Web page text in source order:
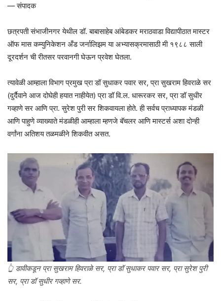
— संपादक
छत्रपती संभाजीनगर येथील डॉ. बाबासाहेब आंबेडकर मराठवाडा विद्यापीठात मास्टर
ऑफ मास कम्युनिकेशन अँड जर्नालिझम या अभ्यासक्रमासाठी मी १९८८ साली
दूरदर्शन ची रीतसर परवानगी घेऊन प्रवेश घेतला.
त्यावेळी आम्हाला विभाग प्रमुख प्रा डॉ सुधाकर पवार सर, प्रा सुखराम हिवराळे सर
(दुर्दैवाने आज दोघेही हयात नाहीयेत) प्रा डॉ वि.ल. धारूरकर सर, प्रा डॉ सुधीर
गव्हाणे सर आणि प्रा. सुरेश पुरी सर शिकवायला होते. ही सर्वच प्राध्यापक मंडळी
आणि पाहुणे व्याख्याते मंडळीही आम्हाला म्हणजे बॅचलर आणि मास्टर्स अशा दोन्ही
वर्गांना अतिशय तळमळीने शिकवीत असत.
👆 डावीकडून प्रा सुखराम हिवराळे सर, प्रा डॉ सुधाकर पवार सर, प्रा सुरेश पुरी
सर, प्रा डॉ सुधीर गव्हाणे सर.